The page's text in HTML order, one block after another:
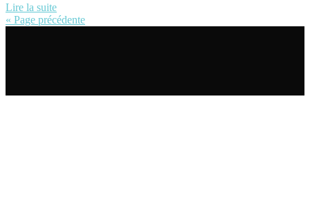
Lire la suite
« Page précédente